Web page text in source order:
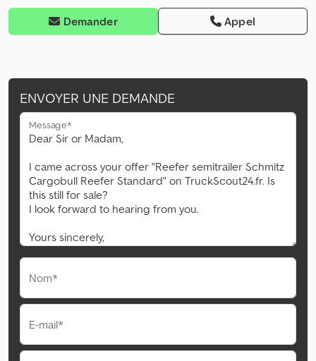
Demander Appel
ENVOYER UNE DEMANDE
Message*
Nom*
E-mail*